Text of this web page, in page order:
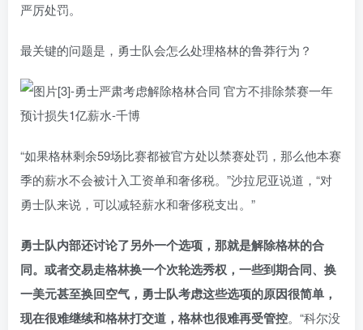
严厉处罚。
最关键的问题是，勇士队会怎么处理格林的鲁莽行为？
“如果格林剩余59场比赛都被官方处以禁赛处罚，那么他本赛
季的薪水不会被计入工资单和奢侈税。”沙拉尼亚说道，“对
勇士队来说，可以减轻薪水和奢侈税支出。”
勇士队内部还讨论了另外一个选项，那就是解除格林的合
同。或者交易走格林换一个次轮选秀权，一些到期合同、换
一美元甚至换回空气，勇士队考虑这些选项的原因很简单，
现在很难继续和格林打交道，格林也很难再受管控。“科尔没